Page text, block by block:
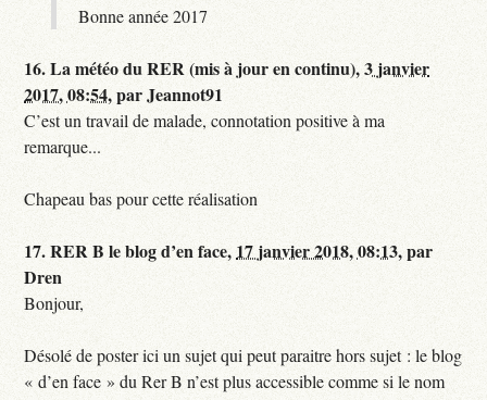
Bonne année 2017
16.La météo du RER (mis à jour en continu),3 janvier
2017, 08:54,parJeannot91
C’est un travail de malade, connotation positive à ma
remarque...
Chapeau bas pour cette réalisation
17.RER B le blog d’en face, 17 janvier 2018, 08:13,par
Dren
Bonjour,
Désolé de poster ici un sujet qui peut paraitre hors sujet : le blog
« d’en face » du Rer B n’est plus accessible comme si le nom